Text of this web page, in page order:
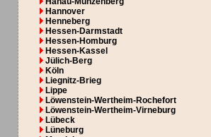
Hannover
Henneberg
Hessen-Darmstadt
Hessen-Homburg
Hessen-Kassel
Jülich-Berg
Köln
Liegnitz-Brieg
Lippe
Löwenstein-Wertheim-Rochefort
Löwenstein-Wertheim-Virneburg
Lübeck
Lüneburg